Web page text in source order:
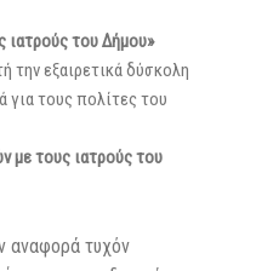
ιατρούς του Δήμου»
εξαιρετικά δύσκολη
για τους πολίτες του
με τους ιατρούς του
αναφορά τυχόν